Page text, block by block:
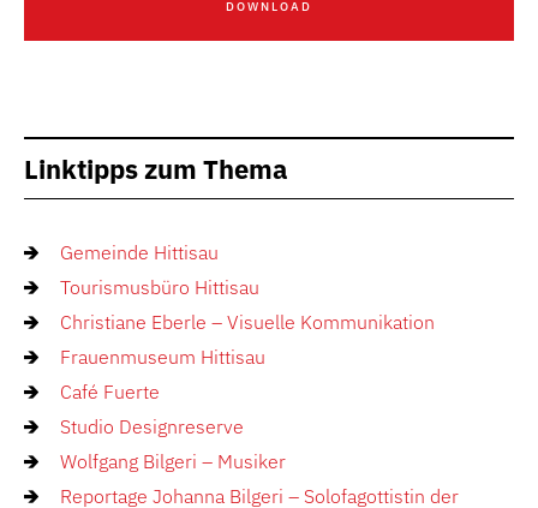
DOWNLOAD
Linktipps zum Thema
Gemeinde Hittisau
Tourismusbüro Hittisau
Christiane Eberle – Visuelle Kommunikation
Frauenmuseum Hittisau
Café Fuerte
Studio Designreserve
Wolfgang Bilgeri – Musiker
Reportage Johanna Bilgeri – Solofagottistin der